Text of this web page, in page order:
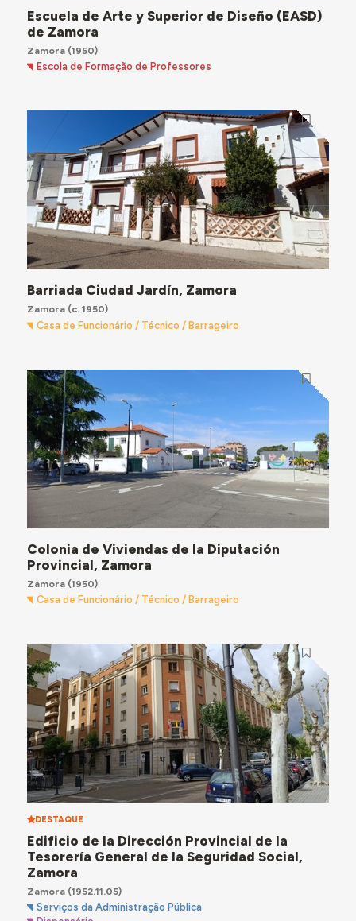
Escuela de Arte y Superior de Diseño (EASD)
de Zamora
Zamora(1950)
Escola de Formação de Professores
Barriada Ciudad Jardín, Zamora
Zamora(c. 1950)
Casa de Funcionário / Técnico / Barrageiro
Colonia de Viviendas de la Diputación
Provincial, Zamora
Zamora(1950)
Casa de Funcionário / Técnico / Barrageiro
DESTAQUE
Edificio de la Dirección Provincial de la
Tesorería General de la Seguridad Social,
Zamora
Zamora(1952.11.05)
Serviços da Administração Pública